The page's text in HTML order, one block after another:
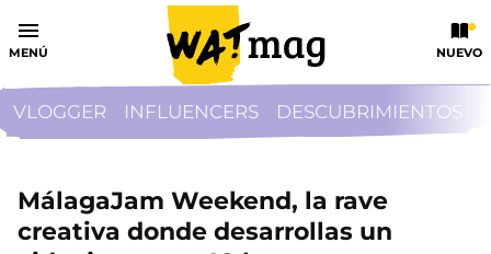
MENÚ NUEVO
VLOGGER INFLUENCERS DESCUBRIMIENTOS
MálagaJam Weekend, la rave
creativa donde desarrollas un